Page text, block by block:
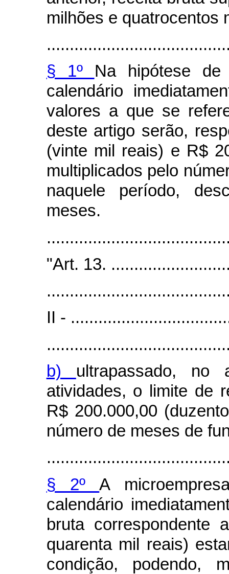
milhões e quatrocentos
§ 1º Na hipótese
calendário
valores a que se
deste artigo serão,
(vinte mil reais) e R$
multiplicados pelo
naquele período,
meses.
"Art. 13.
II -
b) ultrapassado, no
atividades, o limite de
R$ 200.000,00
número de meses de
§ 2ºA
calendário
bruta correspondente
quarenta mil reais)
condição, podendo,